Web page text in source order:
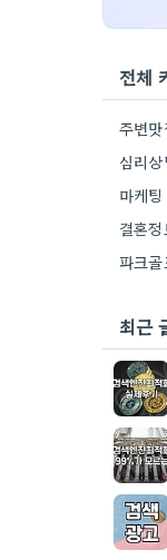
전체
주변맛
심리
마케팅
결혼
파크골
최근